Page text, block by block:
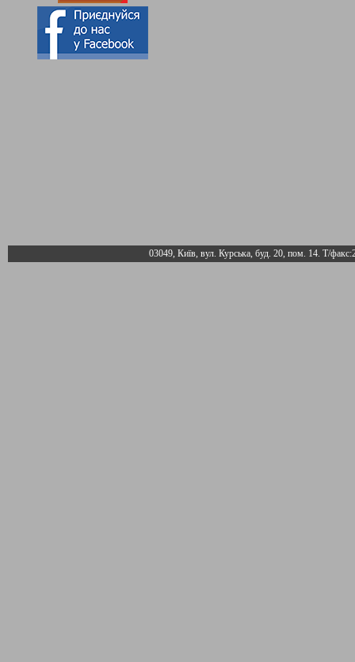
03049, Київ, вул. Курська, буд. 20, пом. 14. Т/